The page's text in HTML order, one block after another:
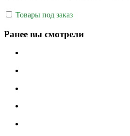
Товары под заказ
Ранее вы смотрели